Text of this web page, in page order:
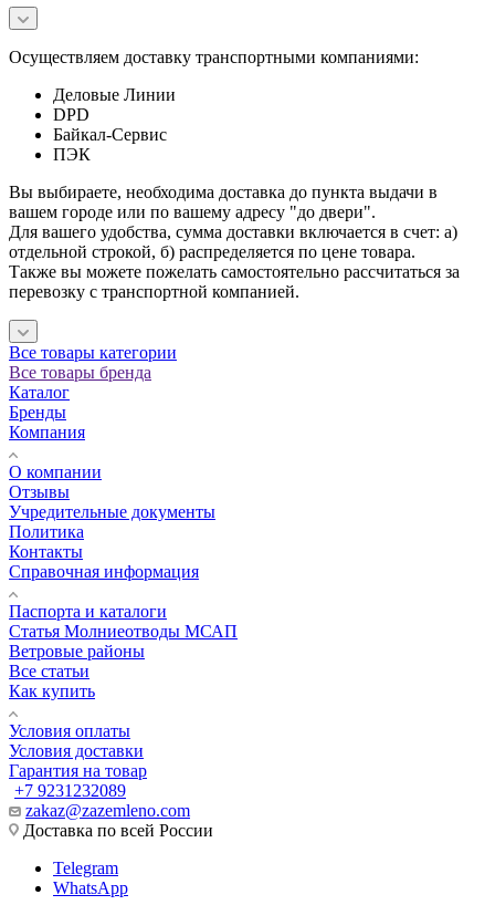
Осуществляем доставку транспортными компаниями:
Деловые Линии
DPD
Байкал-Сервис
ПЭК
Вы выбираете, необходима доставка до пункта выдачи в
вашем городе или по вашему адресу "до двери".
Для вашего удобства, сумма доставки включается в счет: а)
отдельной строкой, б) распределяется по цене товара.
Также вы можете пожелать самостоятельно рассчитаться за
перевозку с транспортной компанией.
Все товары категории
Все товары бренда
Каталог
Бренды
Компания
О компании
Отзывы
Учредительные документы
Политика
Контакты
Справочная информация
Паспорта и каталоги
Статья Молниеотводы МСАП
Ветровые районы
Все статьи
Как купить
Условия оплаты
Условия доставки
Гарантия на товар
+7 9231232089
zakaz@zazemleno.com
Доставка по всей России
Telegram
WhatsApp